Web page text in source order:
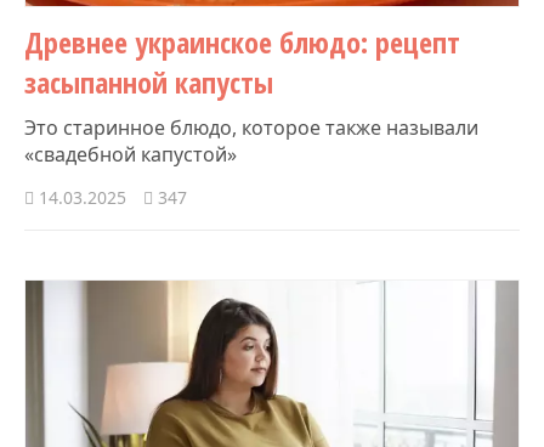
Древнее украинское блюдо: рецепт
засыпанной капусты
Это старинное блюдо, которое также называли
«свадебной капустой»
14.03.2025 347